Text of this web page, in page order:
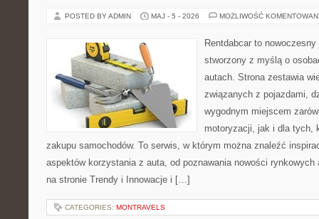
POSTED BY ADMIN MAJ - 5 - 2026 MOŻLIWOŚĆ
Rentdabcar to
stworzony z myślą o
autach. Strona zestawia
związanych z pojazdami,
wygodnym miejscem
motoryzacji, jak i dla tych,
zakupu samochodów. To serwis, w którym można znaleźć
aspektów korzystania z auta, od poznawania nowości
na stronie Trendy i Innowacje i […]
CATEGORIES: MONTRAVELS